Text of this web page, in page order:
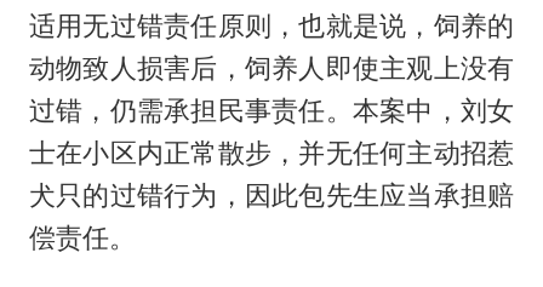
适用无过错责任原则，也就是说，饲养的
动物致人损害后，饲养人即使主观上没有
过错，仍需承担民事责任。本案中，刘女
士在小区内正常散步，并无任何主动招惹
犬只的过错行为，因此包先生应当承担赔
偿责任。